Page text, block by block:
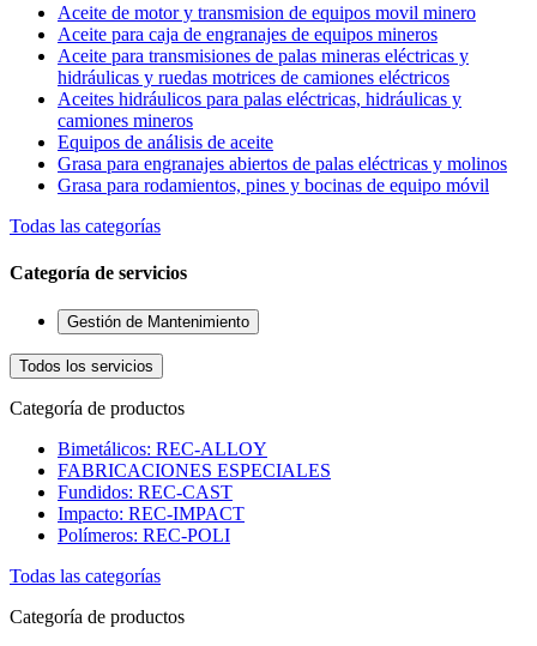
Aceite de motor y transmision de equipos movil minero
Aceite para caja de engranajes de equipos mineros
Aceite para transmisiones de palas mineras eléctricas y
hidráulicas y ruedas motrices de camiones eléctricos
Aceites hidráulicos para palas eléctricas, hidráulicas y
camiones mineros
Equipos de análisis de aceite
Grasa para engranajes abiertos de palas eléctricas y molinos
Grasa para rodamientos, pines y bocinas de equipo móvil
Todas las categorías
Categoría de servicios
Gestión de Mantenimiento
Todos los servicios
Categoría de productos
Bimetálicos: REC-ALLOY
FABRICACIONES ESPECIALES
Fundidos: REC-CAST
Impacto: REC-IMPACT
Polímeros: REC-POLI
Todas las categorías
Categoría de productos